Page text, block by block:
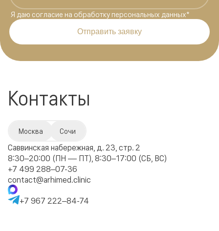
Я даю согласие на обработку персональных данных*
Отправить заявку
Контакты
Москва Сочи
Саввинская набережная, д. 23, стр. 2
8:30–20:00 (ПН — ПТ), 8:30–17:00 (СБ, ВС)
+7 499 288–07-36
contact@arhimed.clinic
+7 967 222–84-74